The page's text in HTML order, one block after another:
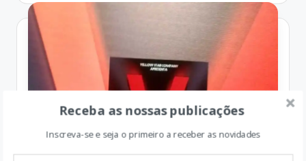
Receba as nossas publicações
Inscreva-se e seja o primeiro a receber as novidades